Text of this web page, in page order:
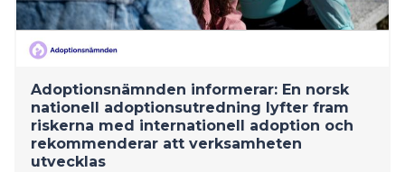
Adoptionsnämnden informerar: En norsk
nationell adoptionsutredning lyfter fram
riskerna med internationell adoption och
rekommenderar att verksamheten
utvecklas